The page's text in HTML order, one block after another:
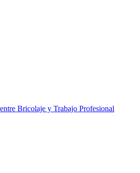
Bricolaje y Trabajo Profesional